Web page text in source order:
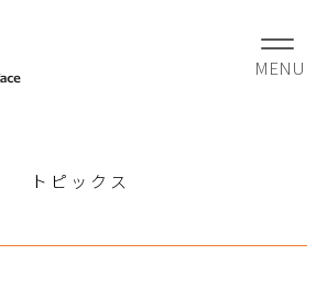
トピックス